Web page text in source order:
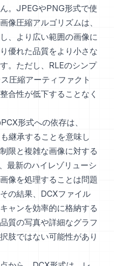
。JPEGやPNG形式で使
像圧縮アルゴリズムは、
、より広い範囲の画像に
優れた品質をより小さな
。ただし、RLEのシンプ
圧縮アーティファクト
合性が低下することなく
形式への依存は、
継承することを意味し
限と複雑な画像に対する
最新のハイレゾリューシ
像を処理することは問題
の結果、DCXファイル
ャンを効率的に格納する
質の写真や詳細なグラフ
肢ではない可能性があり